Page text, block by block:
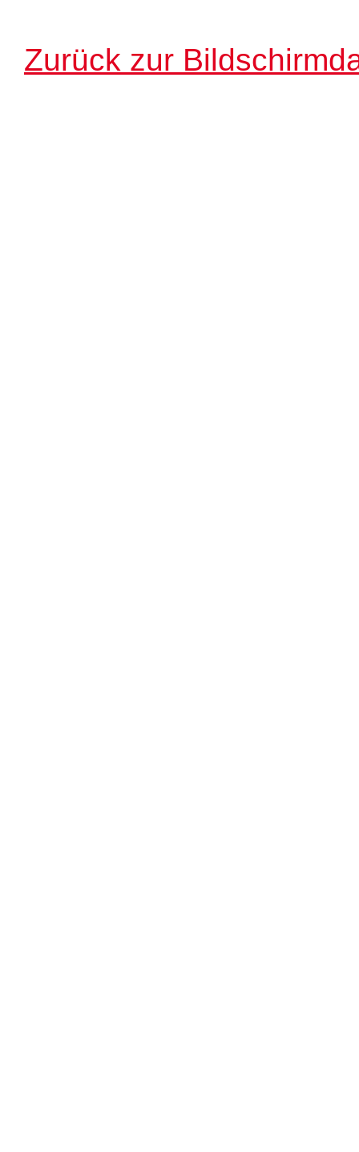
Zurück zur